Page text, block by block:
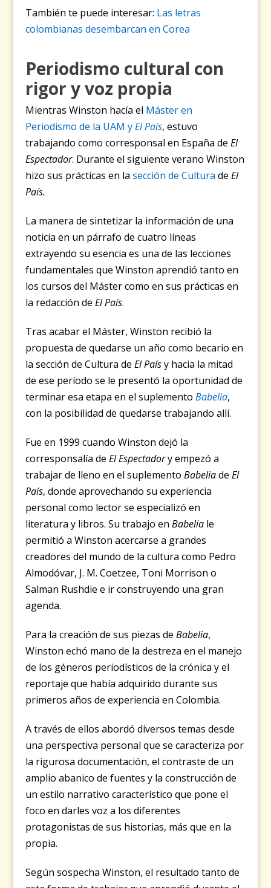
También te puede interesar: Las letras
colombianas desembarcan en Corea
Periodismo cultural con
rigor y voz propia
Mientras Winston hacía el Máster en
Periodismo de la UAM yEl País, estuvo
trabajando como corresponsal en España deEl
Espectador. Durante el siguiente verano Winston
hizo sus prácticas en lasección de Cultura deEl
País.
La manera de sintetizar la información de una
noticia en un párrafo de cuatro líneas
extrayendo su esencia es una de las lecciones
fundamentales que Winston aprendió tanto en
los cursos del Máster como en sus prácticas en
la redacción deEl País.
Tras acabar el Máster, Winston recibió la
propuesta de quedarse un año como becario en
la sección de Cultura deEl Paísy hacia la mitad
de ese período se le presentó la oportunidad de
terminar esa etapa en el suplementoBabelia,
con la posibilidad de quedarse trabajando allí.
Fue en 1999 cuando Winston dejó la
corresponsalía deEl Espectadory empezó a
trabajar de lleno en el suplementoBabeliadeEl
País, donde aprovechando su experiencia
personal como lector se especializó en
literatura y libros. Su trabajo enBabelia le
permitió a Winston acercarse a grandes
creadores del mundo de la cultura como Pedro
Almodóvar, J. M. Coetzee, Toni Morrison o
Salman Rushdie e ir construyendo una gran
agenda.
Para la creación de sus piezas deBabelia,
Winston echó mano de la destreza en el manejo
de los géneros periodísticos de la crónica y el
reportaje que había adquirido durante sus
primeros años de experiencia en Colombia.
A través de ellos abordó diversos temas desde
una perspectiva personal que se caracteriza por
la rigurosa documentación, el contraste de un
amplio abanico de fuentes y la construcción de
un estilo narrativo característico que pone el
foco en darles voz a los diferentes
protagonistas de sus historias, más que en la
propia.
Según sospecha Winston, el resultado tanto de